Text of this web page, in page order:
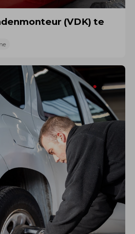
(VDK) te